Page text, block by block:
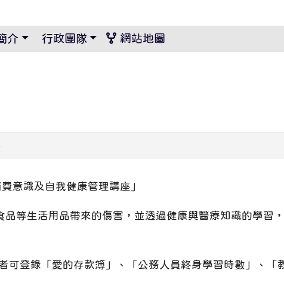
設定
介 行政團隊 網站地圖
意識及自我健康管理講座」
等生活用品帶來的傷害，並透過健康與醫療知識的學習
可登錄「愛的存款簿」、「公務人員終身學習時數」、「